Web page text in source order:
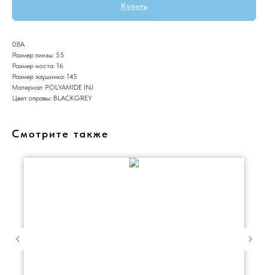
Купить
08A
Размер линзы: 55
Размер моста: 16
Размер заушника: 145
Материал: POLYAMIDE INJ
Цвет оправы: BLACKGREY
Смотрите также